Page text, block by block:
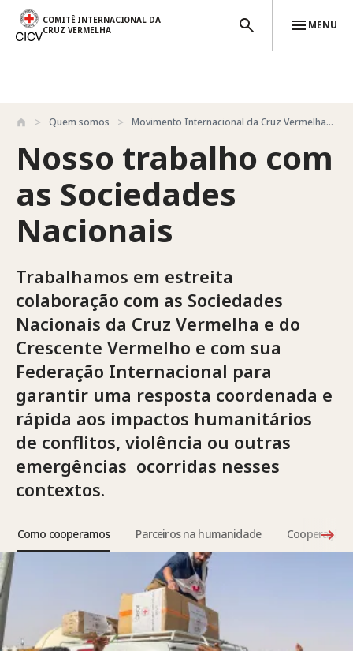
Passar para o conteúdo principal
COMITÊ INTERNACIONAL DA
CRUZ VERMELHA
MENU
Quem somos Movimento Internacional da Cruz Vermelha...
Nosso trabalho com
as Sociedades
Nacionais
Trabalhamos em estreita
colaboração com as Sociedades
Nacionais da Cruz Vermelha e do
Crescente Vermelho e com sua
Federação Internacional para
garantir uma resposta coordenada e
rápida aos impactos humanitários
de conflitos, violência ou outras
emergências ocorridas nesses
contextos.
Como cooperamos Parceiros na humanidade Cooperação